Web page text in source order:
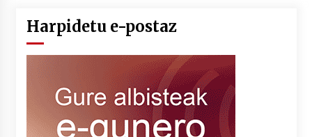
Harpidetu e-postaz